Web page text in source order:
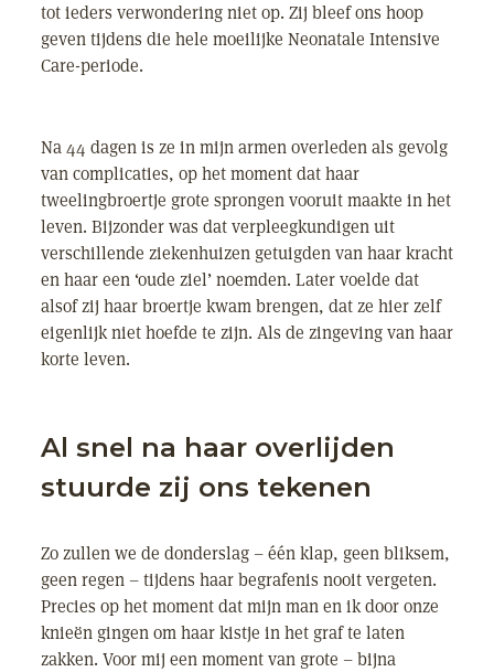
tot ieders verwondering niet op. Zij bleef ons hoop
geven tijdens die hele moeilijke Neonatale Intensive
Care-periode.
Na 44 dagen is ze in mijn armen overleden als gevolg
van complicaties, op het moment dat haar
tweelingbroertje grote sprongen vooruit maakte in het
leven. Bijzonder was dat verpleegkundigen uit
verschillende ziekenhuizen getuigden van haar kracht
en haar een ‘oude ziel’ noemden. Later voelde dat
alsof zij haar broertje kwam brengen, dat ze hier zelf
eigenlijk niet hoefde te zijn. Als de zingeving van haar
korte leven.
Al snel na haar overlijden
stuurde zij ons tekenen
Zo zullen we de donderslag – één klap, geen bliksem,
geen regen – tijdens haar begrafenis nooit vergeten.
Precies op het moment dat mijn man en ik door onze
knieën gingen om haar kistje in het graf te laten
zakken. Voor mij een moment van grote – bijna